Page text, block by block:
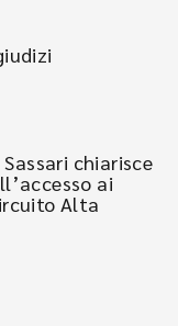
chiarisce
ai
Alta